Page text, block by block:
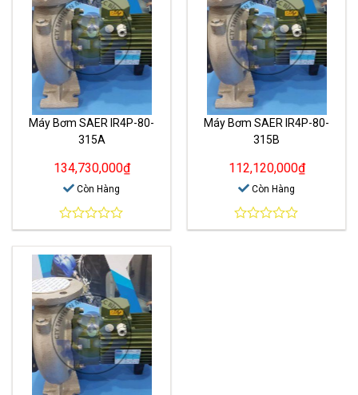
Máy Bơm SAER IR4P-80-
315A
134,730,000₫
Còn Hàng
0
out
of
5
Máy Bơm SAER IR4P-80-
315B
112,120,000₫
Còn Hàng
0